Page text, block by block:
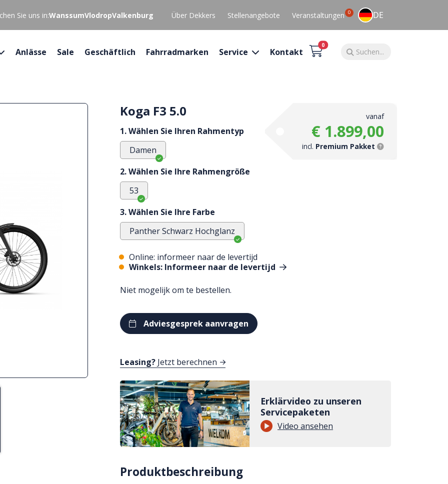
Sie uns in:WanssumVlodropValkenburg Über Dekkers Stellenangebote Veranstaltungen 0 DE
Anlässe Sale Geschäftlich Fahrradmarken Service Kontakt
0
Koga F3 5.0 vanaf
€ 1.899,00
incl. Premium Pakket
1. Wählen Sie Ihren Rahmentyp
Damen
2. Wählen Sie Ihre Rahmengröße
53
3. Wählen Sie Ihre Farbe
Panther Schwarz Hochglanz
Online: informeer naar de levertijd
Winkels: Informeer naar de levertijd
Niet mogelijk om te bestellen.
Adviesgesprek aanvragen
Leasing? Jetzt berechnen
Erklärvideo zu unseren
Servicepaketen
Video ansehen
Produktbeschreibung